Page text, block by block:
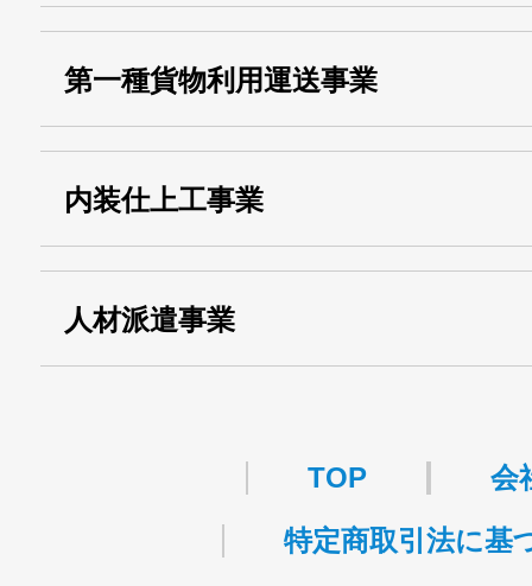
運搬業許可証番号：
13000155805
第一種貨物利用運送事業
事業
関自貨：
内装仕上工事業
人材派遣事業
TOP
会
特定商取引法に基